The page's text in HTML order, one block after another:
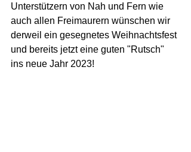
Unterstützern von Nah und Fern wie
auch allen Freimaurern wünschen wir
derweil ein gesegnetes Weihnachtsfest
und bereits jetzt eine guten "Rutsch"
ins neue Jahr 2023!